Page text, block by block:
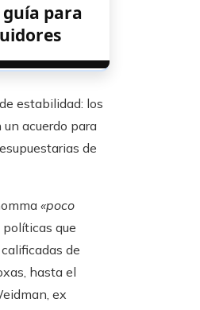
para
estabilidad: los
acuerdo para
de
«poco
que
de
hasta el
ex